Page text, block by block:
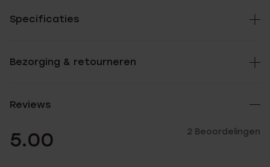
Specificaties
Bezorging & retourneren
Reviews
5.00 2 Beoordelingen